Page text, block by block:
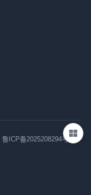
鲁ICP备2025208294号-82